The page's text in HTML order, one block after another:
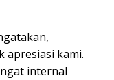
apresiasi kami.
internal